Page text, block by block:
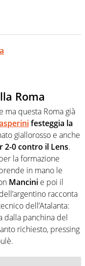
Roma
ma questa Roma già
festeggia la
giallorosso e anche
2-0 contro il Lens.
la formazione
in mano le
Mancini e poi il
racconta
dell’Atalanta:
dalla panchina del
richiesto, pressing